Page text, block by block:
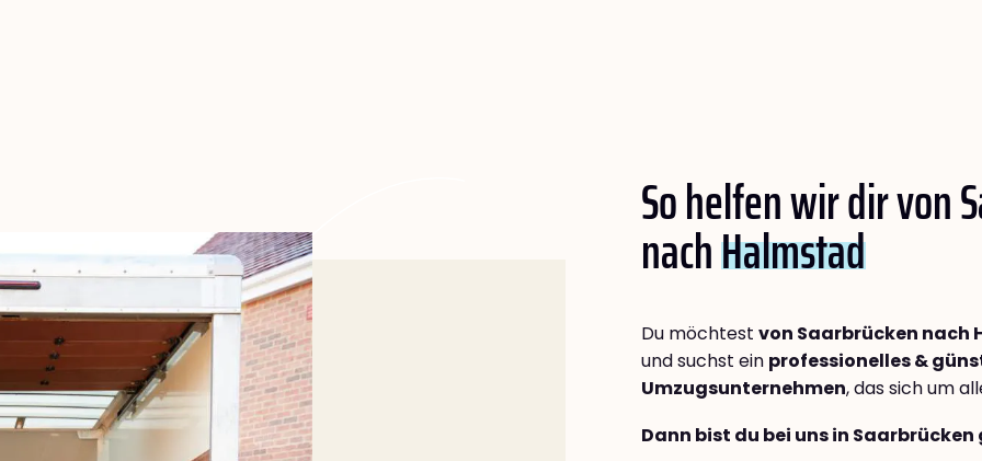
So helfen wir dir von
nachHalmstad
Du möchtest von Saarbrücken nach
und suchst ein professionelles &
Umzugsunternehmen, das sich um
Dann bist du bei uns in